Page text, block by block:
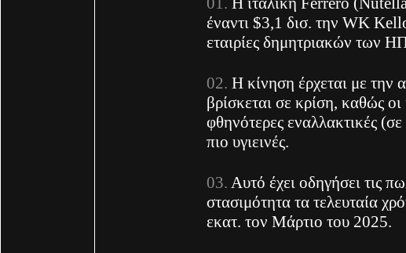
έναντι $3,1 δισ.την WK
εταιρίες δημητριακών των
Η κίνηση έρχεται με την
βρίσκεται σε κρίση, καθώς
φθηνότερες εναλλακτικές
πιο υγιεινές.
Αυτό έχει οδηγήσει τις
στασιμότητα τα τελευταία
εκατ. τον Μάρτιο του 2025.